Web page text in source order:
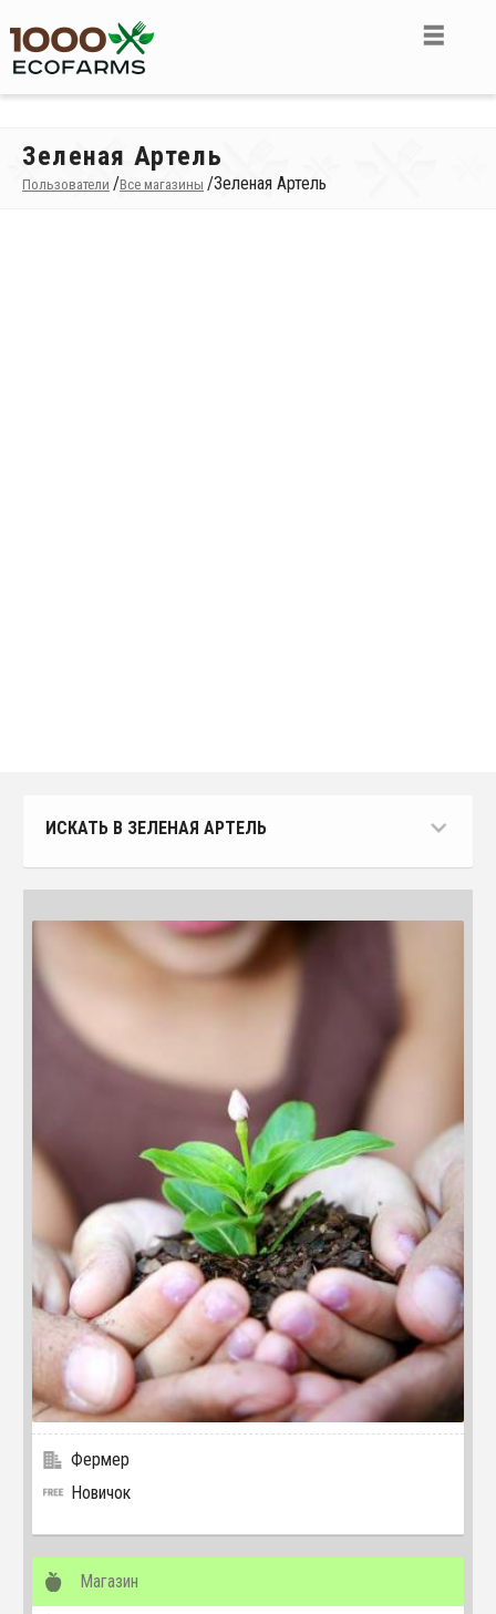
Зеленая Артель
Пользователи /Все магазины /Зеленая Артель
ИСКАТЬ В ЗЕЛЕНАЯ АРТЕЛЬ
Фермер
Новичок
Магазин